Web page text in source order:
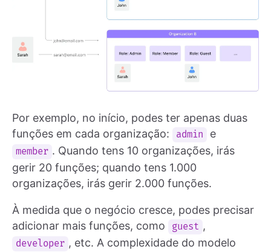
Por exemplo, no início, podes ter apenas duas
funções em cada organização:
admin e
member . Quando tens 10 organizações, irás
gerir 20 funções; quando tens 1.000
organizações, irás gerir 2.000 funções.
À medida que o negócio cresce, podes precisar
adicionar mais funções, como
guest ,
developer , etc. A complexidade do modelo